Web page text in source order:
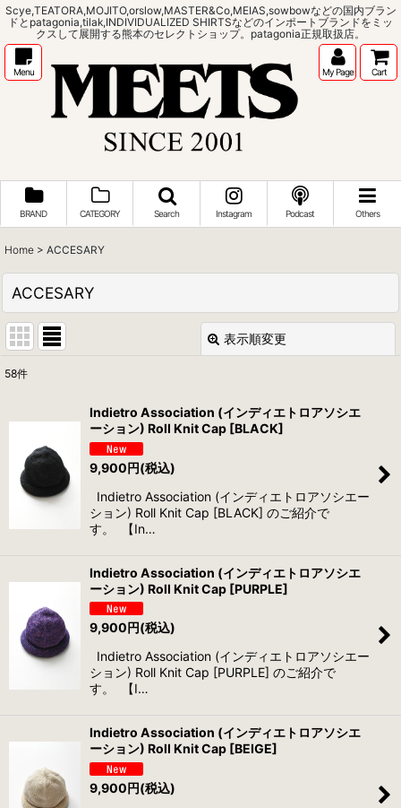
Scye,TEATORA,MOJITO,orslow,MASTER&Co,MEIAS,sowbowなどの国内ブラン
ドとpatagonia,tilak,INDIVIDUALIZED SHIRTSなどのインポートブランドをミッ
クスして展開する熊本のセレクトショップ。patagonia正規取扱店。
Menu My Page Cart
BRAND CATEGORY Search Instagram Podcast Others
Home > ACCESARY
ACCESARY
表示順変更
58件
Indietro Association (インディエトロアソシエ
ーション) Roll Knit Cap [BLACK]
9,900円(税込)
Indietro Association (インディエトロアソシエー
ション) Roll Knit Cap [BLACK] のご紹介で
す。 【In…
Indietro Association (インディエトロアソシエ
ーション) Roll Knit Cap [PURPLE]
9,900円(税込)
Indietro Association (インディエトロアソシエー
ション) Roll Knit Cap [PURPLE] のご紹介で
す。 【I…
Indietro Association (インディエトロアソシエ
ーション) Roll Knit Cap [BEIGE]
9,900円(税込)